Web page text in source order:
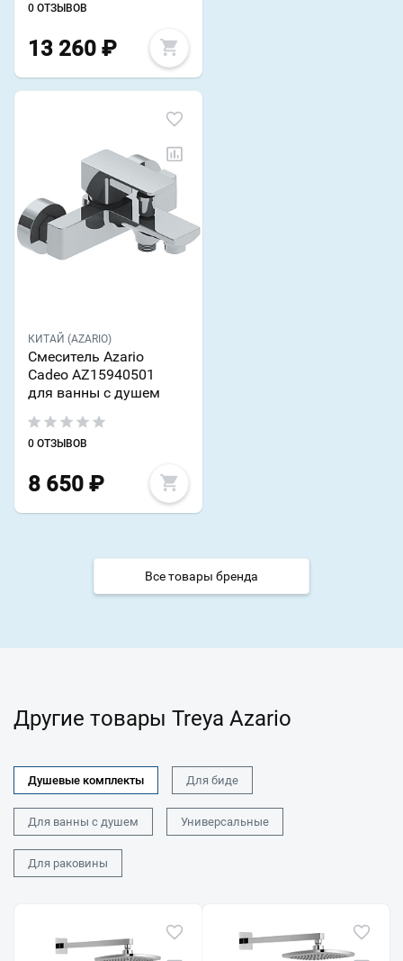
0 ОТЗЫВОВ
13 260 ₽
КИТАЙ (AZARIO)
Смеситель Azario
Cadeo AZ15940501
для ванны с душем
0 ОТЗЫВОВ
8 650 ₽
Все товары бренда
Другие товары Treya Azario
Душевые комплекты Для биде
Для ванны с душем Универсальные
Для раковины